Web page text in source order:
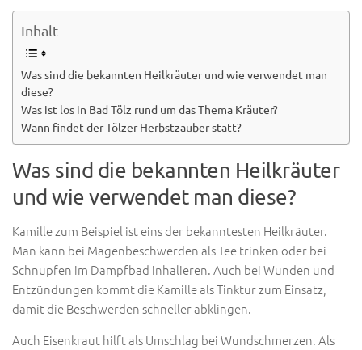
Inhalt
Was sind die bekannten Heilkräuter und wie verwendet man
diese?
Was ist los in Bad Tölz rund um das Thema Kräuter?
Wann findet der Tölzer Herbstzauber statt?
Was sind die bekannten Heilkräuter
und wie verwendet man diese?
Kamille zum Beispiel ist eins der bekanntesten Heilkräuter.
Man kann bei Magenbeschwerden als Tee trinken oder bei
Schnupfen im Dampfbad inhalieren. Auch bei Wunden und
Entzündungen kommt die Kamille als Tinktur zum Einsatz,
damit die Beschwerden schneller abklingen.
Auch Eisenkraut hilft als Umschlag bei Wundschmerzen. Als